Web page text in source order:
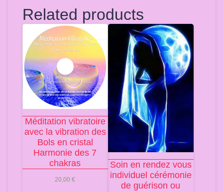
Related products
Méditation vibratoire
avec la vibration des
Bols en cristal
Harmonie des 7
chakras
20,00€
Soin en rendez vous
individuel cérémonie
de guérison ou